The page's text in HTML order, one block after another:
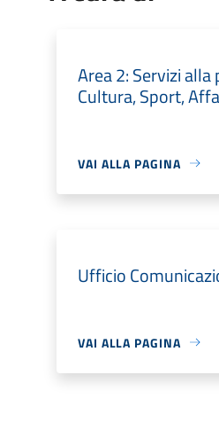
Area 2: Servizi alla
Cultura, Sport,
VAI ALLA PAGINA
Ufficio
VAI ALLA PAGINA